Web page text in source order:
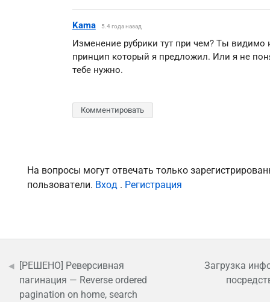
Kama 5.4 года назад
Изменение рубрики тут при чем? Ты видимо
принцип который я предложил. Или я не
тебе нужно.
Комментировать
На вопросы могут отвечать только
пользователи. Вход . Регистрация
[РЕШЕНО] Реверсивная
пагинация — Reverse ordered
pagination on home, search
Загрузка